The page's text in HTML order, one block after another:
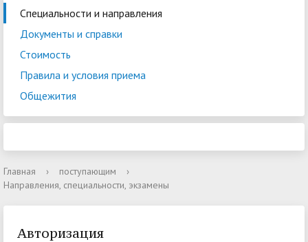
Специальности и направления
Документы и справки
Стоимость
Правила и условия приема
Общежития
Главная › поступающим
›
Направления, специальности, экзамены
Авторизация